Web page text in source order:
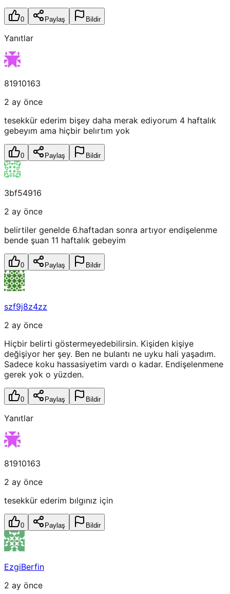
0 Paylaş Bildir
Yanıtlar
81910163
2 ay önce
tesekkür ederim bişey daha merak ediyorum 4 haftalık
gebeyım ama hiçbir belırtım yok
0 Paylaş Bildir
3bf54916
2 ay önce
belirtiler genelde 6.haftadan sonra artıyor endişelenme
bende şuan 11 haftalık gebeyim
0 Paylaş Bildir
szf9j8z4zz
2 ay önce
Hiçbir belirti göstermeyedebilirsin. Kişiden kişiye
değişiyor her şey. Ben ne bulantı ne uyku hali yaşadım.
Sadece koku hassasiyetim vardı o kadar. Endişelenmene
gerek yok o yüzden.
0 Paylaş Bildir
Yanıtlar
81910163
2 ay önce
tesekkür ederim bılgınız için
0 Paylaş Bildir
EzgiBerfin
2 ay önce